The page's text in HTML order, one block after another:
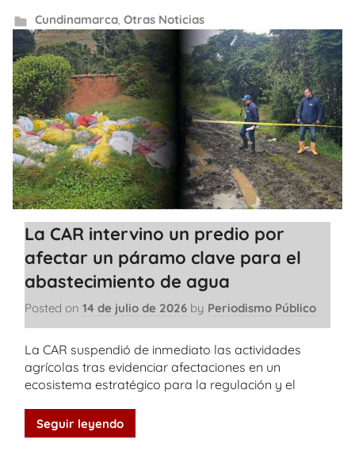
Cundinamarca, Otras Noticias
La CAR intervino un predio por
afectar un páramo clave para el
abastecimiento de agua
Posted on 14 de julio de 2026 by Periodismo Público
La CAR suspendió de inmediato las actividades
agrícolas tras evidenciar afectaciones en un
ecosistema estratégico para la regulación y el
Seguir leyendo